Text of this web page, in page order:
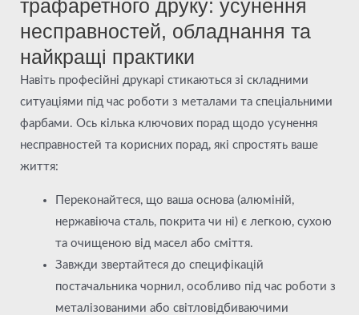
трафаретного друку: усунення
несправностей, обладнання та
найкращі практики
Навіть професійні друкарі стикаються зі складними
ситуаціями під час роботи з металами та спеціальними
фарбами. Ось кілька ключових порад щодо усунення
несправностей та корисних порад, які спростять ваше
життя:
Переконайтеся, що ваша основа (алюміній,
нержавіюча сталь, покрита чи ні) є легкою, сухою
та очищеною від масел або сміття.
Завжди звертайтеся до специфікацій
постачальника чорнил, особливо під час роботи з
металізованими або світловідбиваючими